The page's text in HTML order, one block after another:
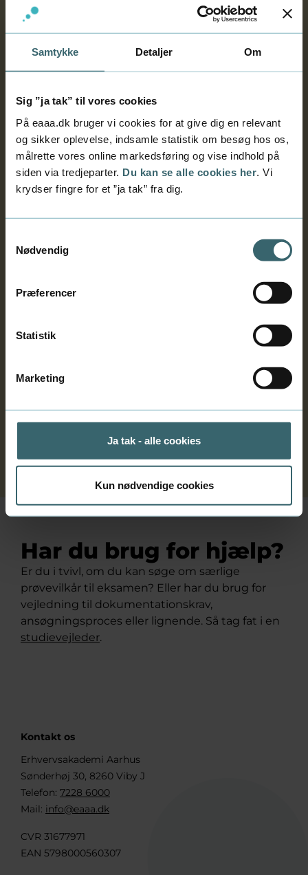
Samtykke Detaljer Om
Sig ”ja tak” til vores cookies
På eaaa.dk bruger vi cookies for at give dig en relevant
og sikker oplevelse, indsamle statistik om besøg hos os,
målrette vores online markedsføring og vise indhold på
siden via tredjeparter. Du kan se alle cookies her . Vi
krydser fingre for et ”ja tak” fra dig.
Nødvendig
Præferencer
Statistik
Marketing
Ja tak - alle cookies
Kun nødvendige cookies
Er du i tvivl, om du kan søge om særlige
prøvevilkår til eksamen? Eller har du brug for
ansøgningsproces eller lignende. Så tag fat i
enstudievejleder.
Hvilke særlige prøvevilkår kan
tildeles?
Hvilken dokumentation kræves der?
Sådan behandler vi din ansøgning
Hvornår får jeg svar?
afhjælpningsopgaver.
Har du brug for hjælp?
Er du i tvivl, om du kan søge om særlige
prøvevilkår til eksamen? Eller har du brug for
vejledning til dokumentationskrav,
ansøgningsproces eller lignende. Så tag fat i en
studievejleder.
Kontakt os
Erhvervsakademi Aarhus
Sønderhøj 30, 8260 Viby J
Telefon: 7228 6000
Mail: info@eaaa.dk
CVR 31677971
EAN 5798000560307